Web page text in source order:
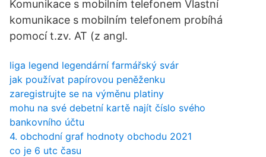
Komunikace s mobilním telefonem Vlastní
komunikace s mobilním telefonem probíhá
pomocí t.zv. AT (z angl.
liga legend legendární farmářský svár
jak používat papírovou peněženku
zaregistrujte se na výměnu platiny
mohu na své debetní kartě najít číslo svého
bankovního účtu
4. obchodní graf hodnoty obchodu 2021
co je 6 utc času